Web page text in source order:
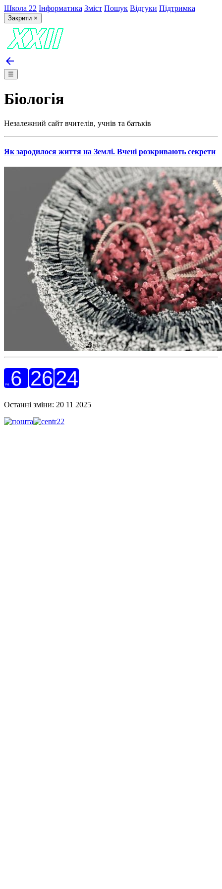
Школа 22 Інформатика Зміст Пошук Відгуки Підтримка
Закрити ×
arrow_back
☰
Біологія
Незалежний сайт вчителів, учнів та батьків
Як зародилося життя на Землі. Вчені розкривають секрети
Останні зміни: 20 11 2025